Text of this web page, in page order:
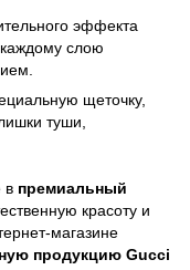
эффекта
слою
щеточку,
туши,
в премиальный
красоту и
магазине
продукцию Gucci